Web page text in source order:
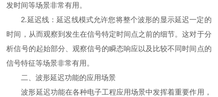
发时间等场景非常有用。
2.延迟线：延迟线模式允许您将整个波形的显示延迟一定的
时间，从而观察到发生在信号特定时间点之前的细节。这对于分
析信号的起始部分、观察信号的瞬态响应以及比较不同时间点的
信号特征等场景非常有用。
二、波形延迟功能的应用场景
波形延迟功能在各种电子工程应用场景中发挥着重要作用，